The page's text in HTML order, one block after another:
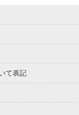
Children〜
ナル原料
て表記